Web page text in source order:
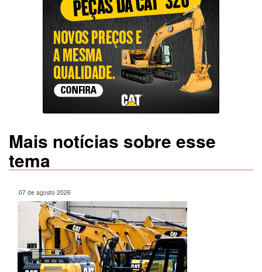
Mais notícias sobre esse
tema
07 de agosto 2026